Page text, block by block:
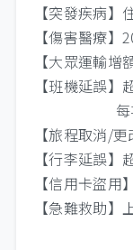
【突發疾病
【傷害醫療】
【大眾運輸增
【班機延誤
每次上限
【旅程取消/
【行李延誤】
【信用卡盜用
【急難救助】